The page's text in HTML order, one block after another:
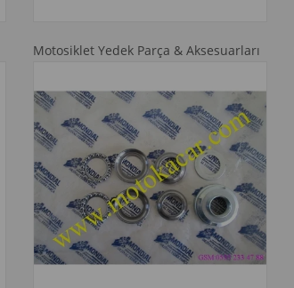
Motosiklet Yedek Parça & Aksesuarları